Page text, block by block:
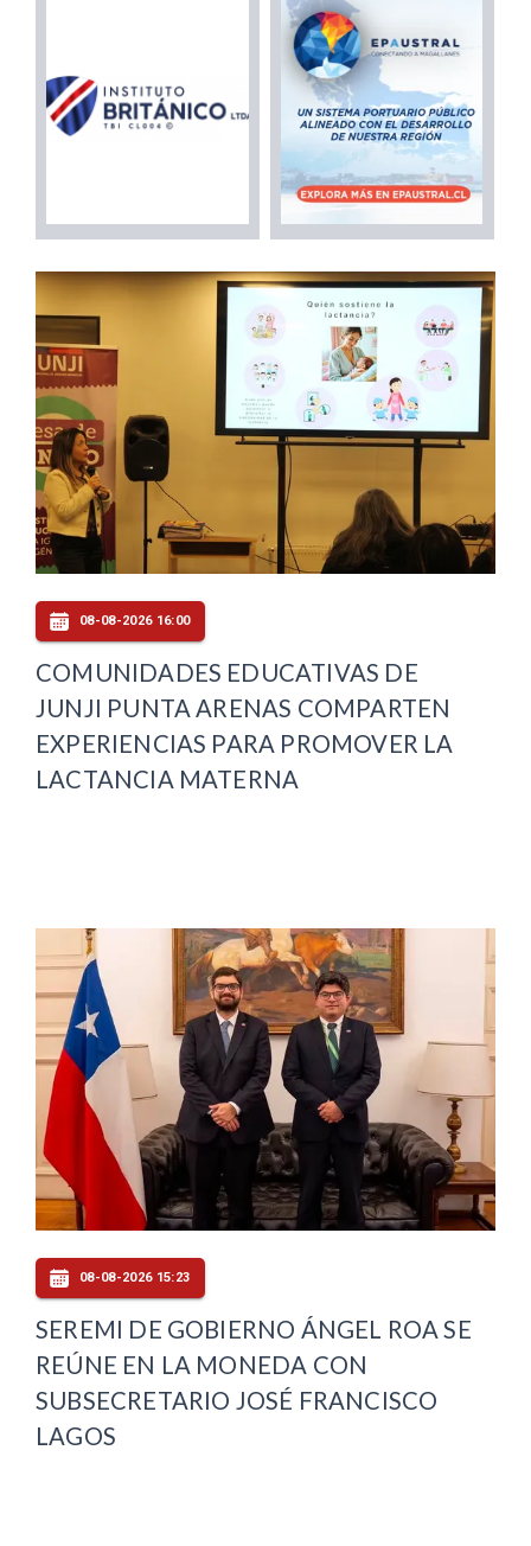
08-08-2026 16:00
COMUNIDADES EDUCATIVAS DE
JUNJI PUNTA ARENAS COMPARTEN
EXPERIENCIAS PARA PROMOVER LA
LACTANCIA MATERNA
08-08-2026 15:23
SEREMI DE GOBIERNO ÁNGEL ROA SE
REÚNE EN LA MONEDA CON
SUBSECRETARIO JOSÉ FRANCISCO
LAGOS